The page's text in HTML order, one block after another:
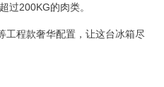
过200KG的肉类。
工程款奢华配置，让这台冰箱尽